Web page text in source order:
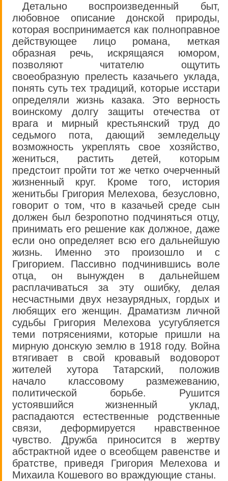
Детально воспроизведенный быт,
любовное описание донской природы,
которая воспринимается как полноправное
действующее лицо романа, меткая
образная речь, искрящаяся юмором,
позволяют читателю ощутить
своеобразную прелесть казачьего уклада,
понять суть тех традиций, которые исстари
определяли жизнь казака. Это верность
воинскому долгу защиты отечества от
врага и мирный крестьянский труд до
седьмого пота, дающий земледельцу
возможность укреплять свое хозяйство,
жениться, растить детей, которым
предстоит пройти тот же четко очерченный
жизненный круг. Кроме того, история
женитьбы Григория Мелехова, безусловно,
говорит о том, что в казачьей среде сын
должен был безропотно подчиняться отцу,
принимать его решение как должное, даже
если оно определяет всю его дальнейшую
жизнь. Именно это произошло и с
Григорием. Пассивно подчинившись воле
отца, он вынужден в дальнейшем
расплачиваться за эту ошибку, делая
несчастными двух незаурядных, гордых и
любящих его женщин. Драматизм личной
судьбы Григория Мелехова усугубляется
теми потрясениями, которые пришли на
мирную донскую землю в 1918 году. Война
втягивает в свой кровавый водоворот
жителей хутора Татарский, положив
начало классовому размежеванию,
политической борьбе. Рушится
устоявшийся жизненный уклад,
распадаются естественные родственные
связи, деформируется нравственное
чувство. Дружба приносится в жертву
абстрактной идее о всеобщем равенстве и
братстве, приведя Григория Мелехова и
Михаила Кошевого во враждующие станы.